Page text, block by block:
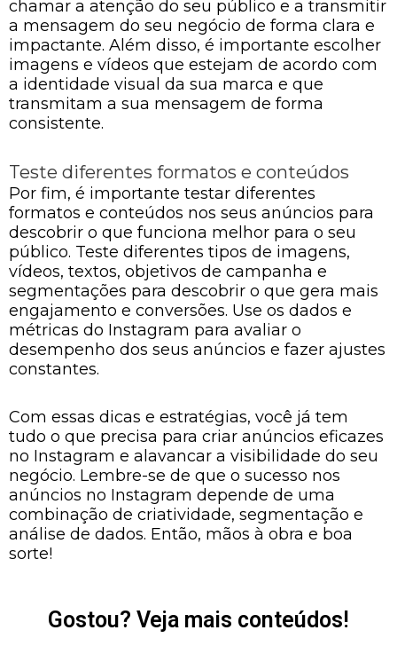
chamar a atenção do seu público e a transmitir
a mensagem do seu negócio de forma clara e
impactante. Além disso, é importante escolher
imagens e vídeos que estejam de acordo com
a identidade visual da sua marca e que
transmitam a sua mensagem de forma
consistente.
Teste diferentes formatos e conteúdos
Por fim, é importante testar diferentes
formatos e conteúdos nos seus anúncios para
descobrir o que funciona melhor para o seu
público. Teste diferentes tipos de imagens,
vídeos, textos, objetivos de campanha e
segmentações para descobrir o que gera mais
engajamento e conversões. Use os dados e
métricas do Instagram para avaliar o
desempenho dos seus anúncios e fazer ajustes
constantes.
Com essas dicas e estratégias, você já tem
tudo o que precisa para criar anúncios eficazes
no Instagram e alavancar a visibilidade do seu
negócio. Lembre-se de que o sucesso nos
anúncios no Instagram depende de uma
combinação de criatividade, segmentação e
análise de dados. Então, mãos à obra e boa
sorte!
Gostou? Veja mais conteúdos!